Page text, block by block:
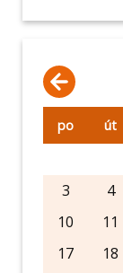
po út
3
4
10
11
17
18